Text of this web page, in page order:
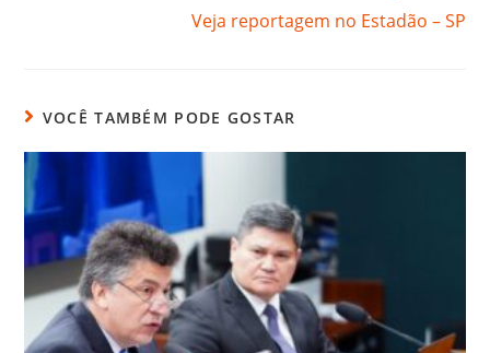
Veja reportagem no Estadão – SP
VOCÊ TAMBÉM PODE GOSTAR